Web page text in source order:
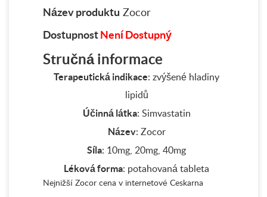
Název produktu Zocor
Dostupnost Není Dostupný
Stručná informace
Terapeutická indikace: zvýšené hladiny
lipidů
Účinná látka: Simvastatin
Název: Zocor
Síla: 10mg, 20mg, 40mg
Léková forma: potahovaná tableta
Nejnižší Zocor cena v internetové Ceskarna